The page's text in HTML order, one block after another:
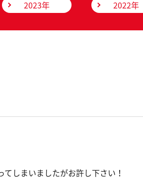
2023年 2022年
しまいましたがお許し下さい！